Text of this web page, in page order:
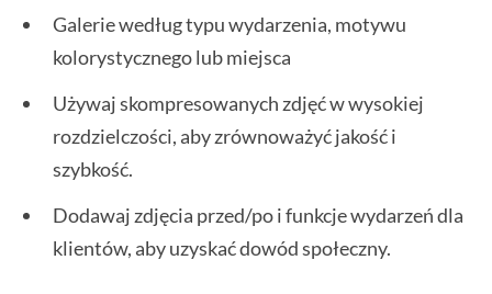
Galerie według typu wydarzenia, motywu
kolorystycznego lub miejsca
Używaj skompresowanych zdjęć w wysokiej
rozdzielczości, aby zrównoważyć jakość i
szybkość.
Dodawaj zdjęcia przed/po i funkcje wydarzeń dla
klientów, aby uzyskać dowód społeczny.